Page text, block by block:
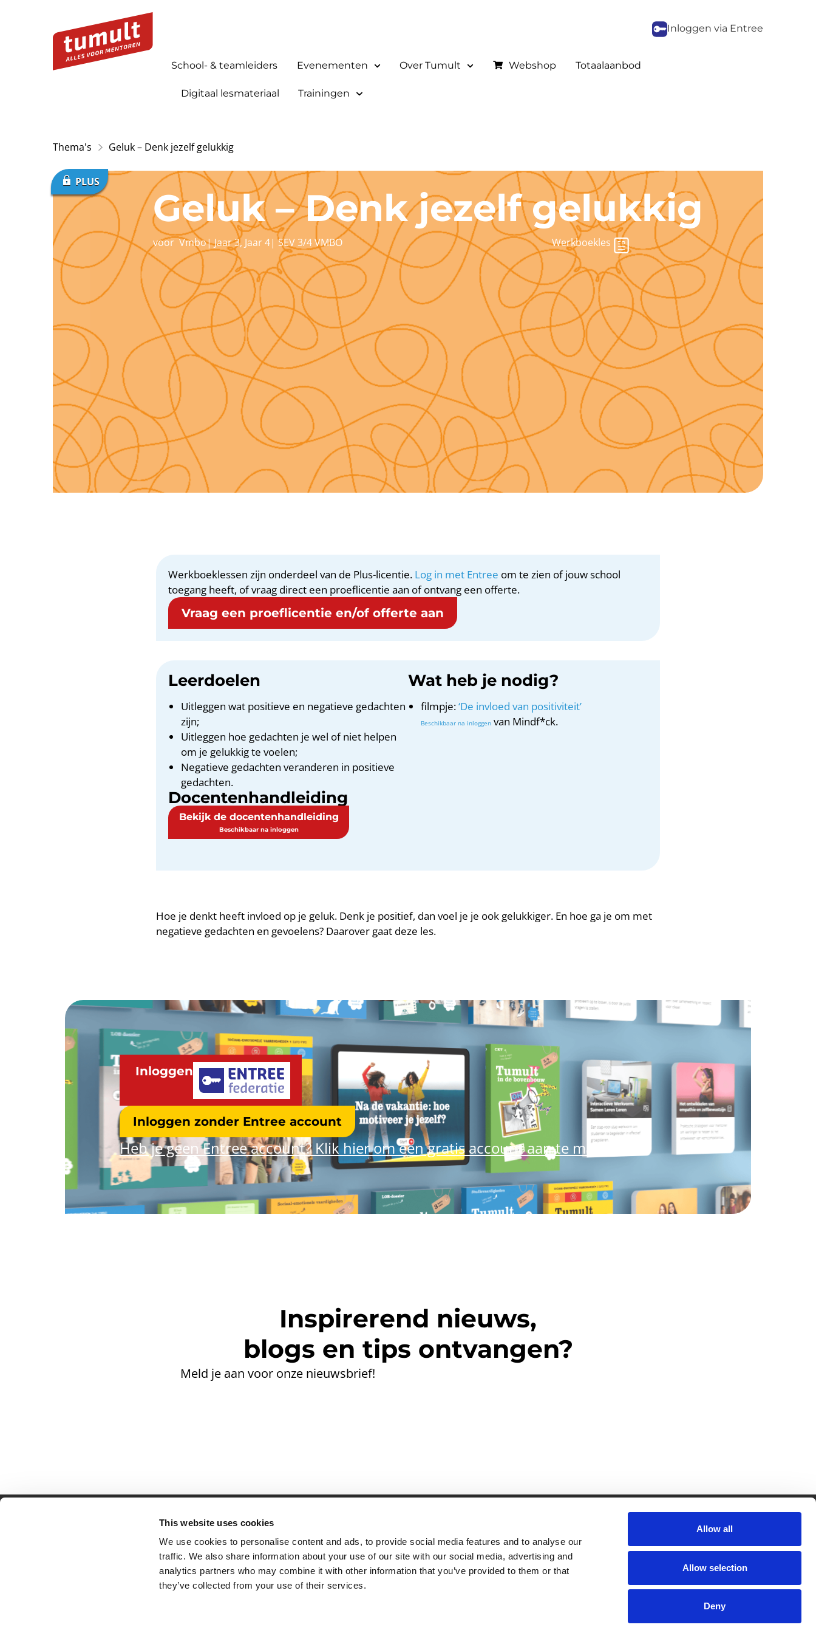
This website uses cookies
We use cookies to personalise content and ads, to provide social media features and to analyse our
traffic. We also share information about your use of our site with our social media, advertising and
analytics partners who may combine it with other information that you’ve provided to them or that
they’ve collected from your use of their services.
Allow all
Allow selection
Deny
Inloggen via Entree
School- & teamleiders Evenementen Over Tumult Webshop Totaalaanbod
Digitaal lesmateriaal Trainingen
Thema's Geluk – Denk jezelf gelukkig
Geluk – Denk jezelf gelukkig
voorVmbo|Jaar 3, Jaar 4|SEV 3/4 VMBO Werkboekles
Werkboeklessen zijn onderdeel van de Plus-licentie. Log in met Entree om te zien of jouw school
toegang heeft, of vraag direct een proeflicentie aan of ontvang een offerte.
Vraag een proeflicentie en/of offerte aan
Leerdoelen
Uitleggen wat positieve en negatieve gedachten
zijn;
Uitleggen hoe gedachten je wel of niet helpen
om je gelukkig te voelen;
Negatieve gedachten veranderen in positieve
gedachten.
Wat heb je nodig?
filmpje:‘De invloed van positiviteit’
van Mindf*ck.
Docentenhandleiding
Bekijk de docentenhandleiding
Hoe je denkt heeft invloed op je geluk. Denk je positief, dan voel je je ook gelukkiger. En hoe ga je om met
negatieve gedachten en gevoelens? Daarover gaat deze les.
Inloggen
Inloggen zonder Entree account
Heb je geen Entree account? Klik hier om een gratis account aan te maken.
Inspirerend nieuws,
blogs en tips ontvangen?
Meld je aan voor onze nieuwsbrief!
Partner van mentoren Handige links
Missie & visie
Klachtenprocedure
Veelgestelde vragen
Algemene voorwaarden
Computerweg 21
1033 RH Amsterdam
020-4215129
geregistreerd